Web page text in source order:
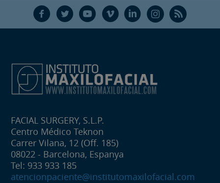
F T Y V L Ñ R
FACIAL SURGERY, S.L.P.
Centro Médico Teknon
Carrer Vilana, 12 (Off. 185)
08022 - Barcelona, Espanya
Tel: 933 933 185
atencionpaciente@institutomaxilofacial.com